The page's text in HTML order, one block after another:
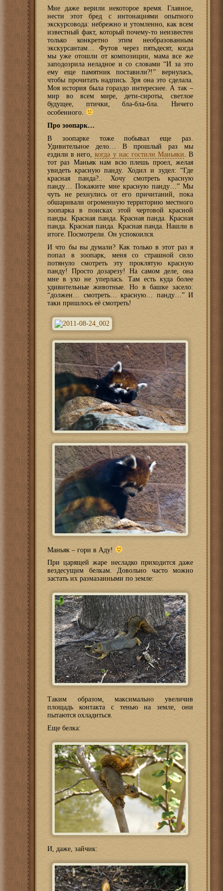
Мне даже верили некоторое время. Главное,
нести этот бред с интонациями опытного
экскурсовода: небрежно и утомленно, как всем
известный факт, который почему-то неизвестен
только конкретно этим необразованным
экскурсантам… Футов через пятьдесят, когда
мы уже отошли от композиции, мама все же
заподозрила неладное и со словами “И за это
ему еще памятник поставили?!” вернулась,
чтобы прочитать надпись. Зря она это сделала.
Моя история была гораздо интереснее. А так –
мир во всем мире, дети-сироты, светлое
будущее, птички, бла-бла-бла. Ничего
особенного.
Про зоопарк…
В зоопарке тоже побывал еще раз.
Удивительное дело… В прошлый раз мы
ездили в него,когда у нас гостили Маньяки . В
тот раз Маньяк нам всю плешь проел, желая
увидеть красную панду. Ходил и зудел: “Где
красная панда?.. Хочу смотреть красную
панду… Покажите мне красную панду…” Мы
чуть не рехнулись от его причитаний, пока
обшаривали огроменную территорию местного
зоопарка в поисках этой чертовой красной
панды. Красная панда. Красная панда. Красная
панда. Красная панда. Красная панда. Нашли в
итоге. Посмотрели. Он успокоился.
И что бы вы думали? Как только в этот раз я
попал в зоопарк, меня со страшной сило
потянуло смотреть эту проклятую красную
панду! Просто дозарезу! На самом деле, она
мне в ухо не уперлась. Там есть куда более
удивительные животные. Но в башке засело:
“должен… смотреть… красную… панду…” И
таки пришлось её смотреть!
Маньяк – гори в Аду!
При царящей жаре несладко приходится даже
вездесущим белкам. Довольно часто можно
застать их размазанными по земле:
Таким образом, максимально увеличив
площадь контакта с тенью на земле, они
пытаются охладиться.
Еще белка:
И, даже, зайчик: